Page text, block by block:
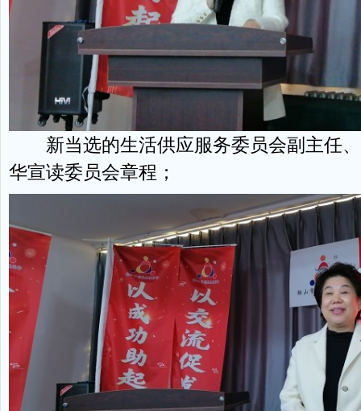
新当选的生活供应服务委员会副主任、
华宣读委员会章程；